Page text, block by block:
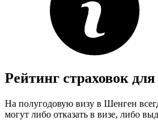
Рейтинг страховок
На полугодовую визу в Шенген
могут либо отказать в визе, либо